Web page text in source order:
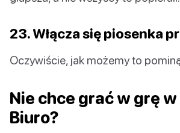
23. Włącza się piosenka
Oczywiście, jak możemy to
Nie chce grać w grę
Biuro?